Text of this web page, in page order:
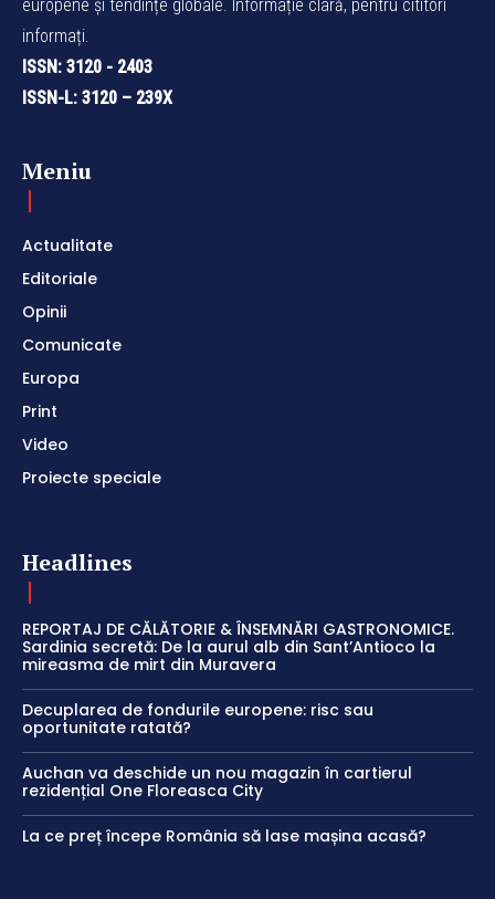
europene și tendințe globale. Informație clară, pentru cititori
informați.
ISSN: 3120 - 2403
ISSN-L: 3120 – 239X
Meniu
Actualitate
Editoriale
Opinii
Comunicate
Europa
Print
Video
Proiecte speciale
Headlines
REPORTAJ DE CĂLĂTORIE & ÎNSEMNĂRI GASTRONOMICE.
Sardinia secretă: De la aurul alb din Sant’Antioco la
mireasma de mirt din Muravera
Decuplarea de fondurile europene: risc sau
oportunitate ratată?
Auchan va deschide un nou magazin în cartierul
rezidențial One Floreasca City
La ce preț începe România să lase mașina acasă?